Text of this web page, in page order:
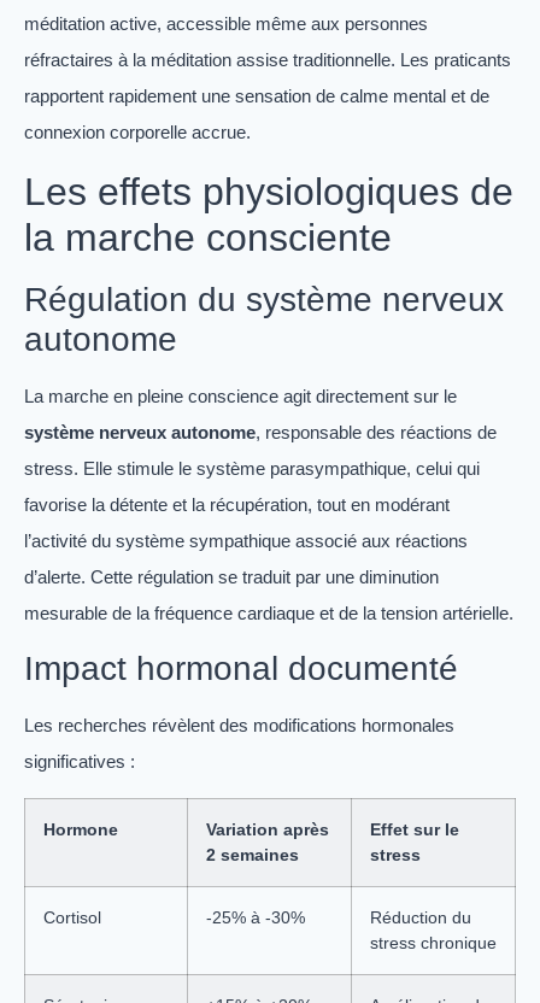
méditation active, accessible même aux personnes
réfractaires à la méditation assise traditionnelle. Les praticants
rapportent rapidement une sensation de calme mental et de
connexion corporelle accrue.
Les effets physiologiques de
la marche consciente
Régulation du système nerveux
autonome
La marche en pleine conscience agit directement sur le
système nerveux autonome, responsable des réactions de
stress. Elle stimule le système parasympathique, celui qui
favorise la détente et la récupération, tout en modérant
l’activité du système sympathique associé aux réactions
d’alerte. Cette régulation se traduit par une diminution
mesurable de la fréquence cardiaque et de la tension artérielle.
Impact hormonal documenté
Les recherches révèlent des modifications hormonales
significatives :
Hormone
Variation après
2 semaines
Effet sur le
stress
Cortisol -25% à -30%
Réduction du
stress chronique